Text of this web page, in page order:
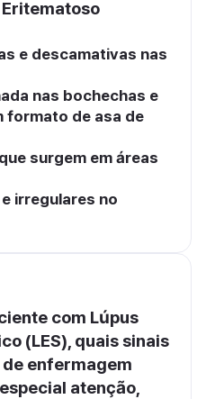
e descamativas nas
nas bochechas e
formato de asa de
surgem em áreas
irregulares no
com Lúpus
(LES), quais sinais
enfermagem
atenção,